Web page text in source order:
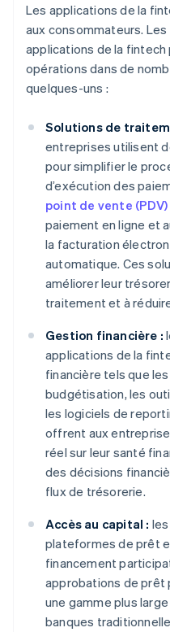
Les applications de la
aux consommateurs.
applications de la fintech
opérations dans de
quelques-uns :
Solutions de
entreprises utilisent
pour simplifier le
d’exécution des
point de vente (PDV)
paiement en ligne et
la facturation
automatique. Ces
améliorer leur
traitement et à
Gestion financière :
applications de la
financière tels que
budgétisation, les
les logiciels de
offrent aux
réel sur leur santé
des décisions
flux de trésorerie.
Accès au capital :
plateformes de prêt
financement
approbations de prêt
une gamme plus
banques